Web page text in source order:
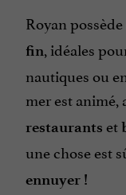
Royan
fin, idéales
nautiques ou
mer est animé,
restaurants et
une chose est
ennuyer !